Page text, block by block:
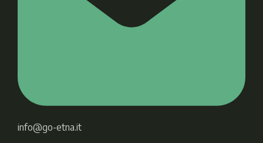
info@go-etna.it